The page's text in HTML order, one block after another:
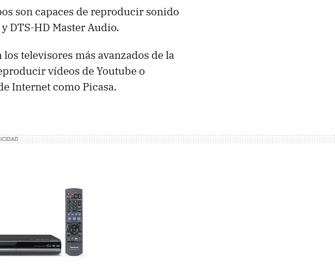
son capaces de reproducir sonido
yDTS-HD Master Audio.
los televisores más avanzados de la
vídeos de Youtube o
Internet como Picasa.